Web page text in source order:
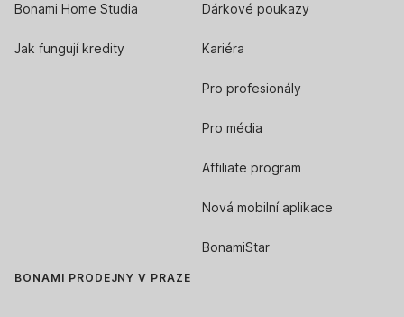
Bonami Home Studia
Jak fungují kredity
Dárkové poukazy
Kariéra
Pro profesionály
Pro média
Affiliate program
Nová mobilní aplikace
BonamiStar
BONAMI PRODEJNY V PRAZE